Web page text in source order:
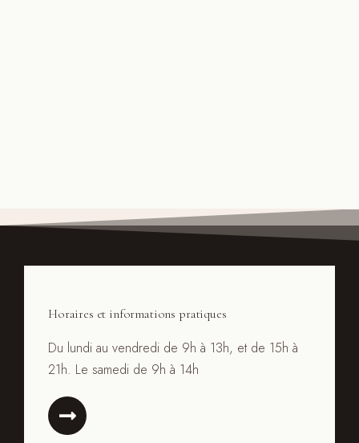
Horaires et informations pratiques
Du lundi au vendredi de 9h à 13h, et de 15h à
21h. Le samedi de 9h à 14h